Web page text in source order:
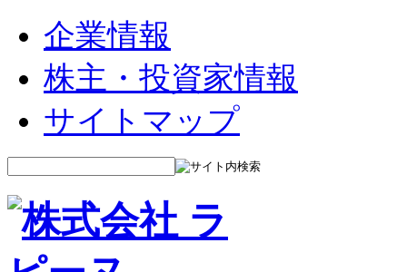
企業情報
株主・投資家情報
サイトマップ